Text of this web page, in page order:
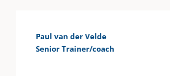
Paul van der Velde
Senior Trainer/coach